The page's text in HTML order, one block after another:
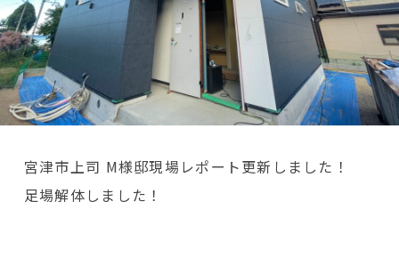
宮津市上司 M様邸現場レポート更新しました！
足場解体しました！